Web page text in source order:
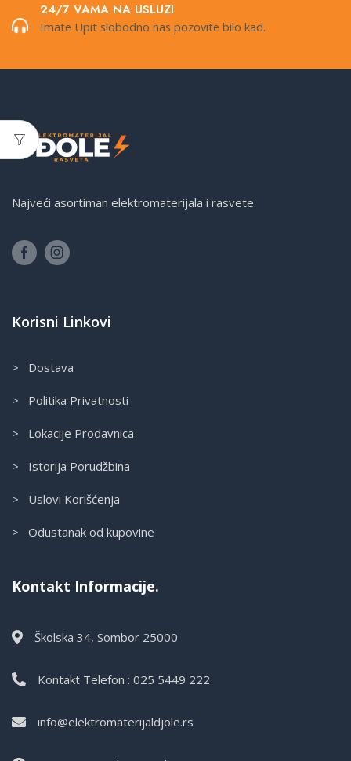
24/7 VAMA NA USLUZI
Imate Upit slobodno nas pozovite bilo kad.
Najveći asortiman elektromaterijala i rasvete.
Korisni Linkovi
> Dostava
> Politika Privatnosti
> Lokacije Prodavnica
> Istorija Porudžbina
> Uslovi Korišćenja
> Odustanak od kupovine
Kontakt Informacije.
Školska 34, Sombor 25000
Kontakt Telefon : 025 5449 222
info@elektromaterijaldjole.rs